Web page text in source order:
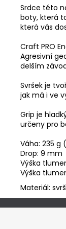
Srdce této
boty, která
která vás
Craft PRO
Agresivní
delším
Svršek je
jak má i ve
Grip je
určeny pro
Váha: 235 g
Drop: 9 mm
Výška
Výška
Materiál:
Z